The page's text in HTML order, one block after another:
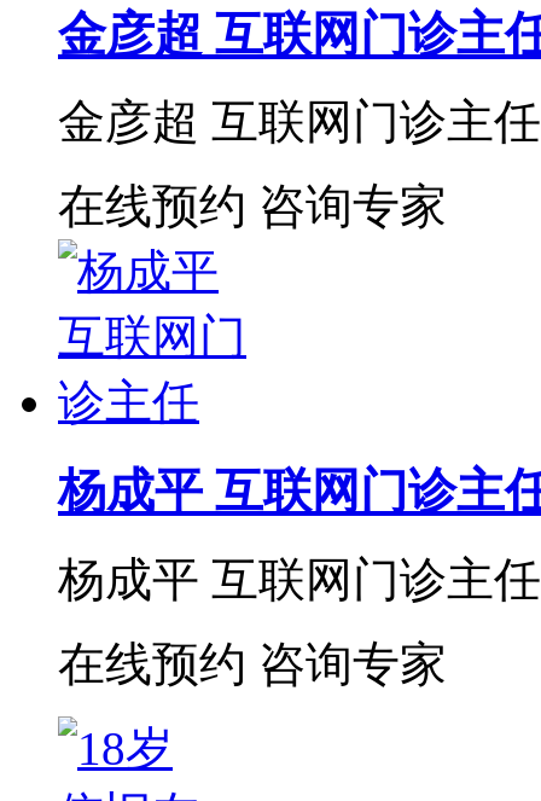
金彦超 互联网门诊主
金彦超 互联网门诊主
在线预约 咨询专家
杨成平 互联网门诊主
杨成平 互联网门诊主
在线预约 咨询专家